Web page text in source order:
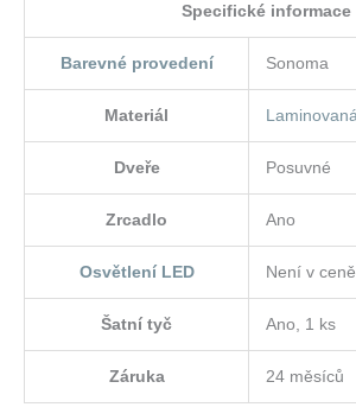
Specifické informace
Barevné provedení Sonoma
Materiál
Dveře Posuvné
Zrcadlo Ano
Osvětlení LED Není v ceně
Šatní tyč Ano, 1 ks
Záruka 24 měsíců